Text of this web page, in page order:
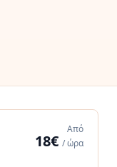
Από
18€/ ώρα